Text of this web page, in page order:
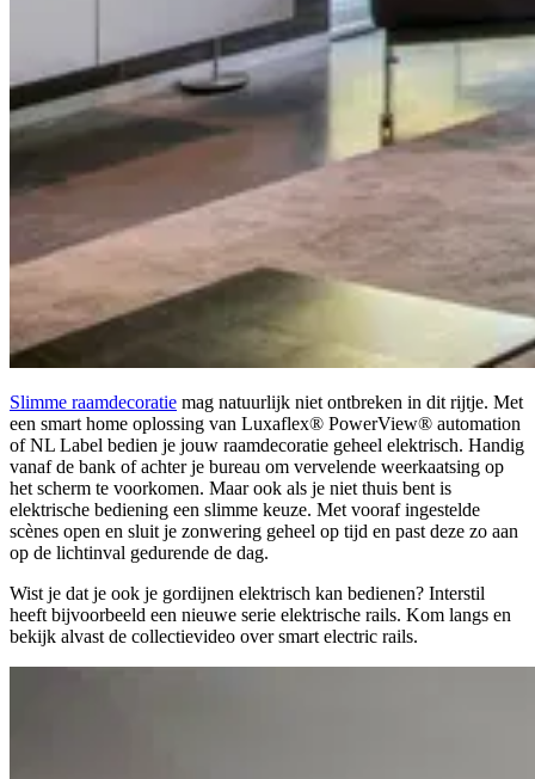
Slimme raamdecoratie mag natuurlijk niet ontbreken in dit rijtje. Met
een smart home oplossing van Luxaflex® PowerView® automation
of NL Label bedien je jouw raamdecoratie geheel elektrisch. Handig
vanaf de bank of achter je bureau om vervelende weerkaatsing op
het scherm te voorkomen. Maar ook als je niet thuis bent is
elektrische bediening een slimme keuze. Met vooraf ingestelde
scènes open en sluit je zonwering geheel op tijd en past deze zo aan
op de lichtinval gedurende de dag.
Wist je dat je ook je gordijnen elektrisch kan bedienen? Interstil
heeft bijvoorbeeld een nieuwe serie elektrische rails. Kom langs en
bekijk alvast de collectievideo over smart electric rails.